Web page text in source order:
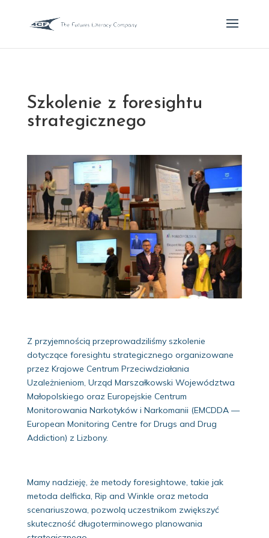
Szkolenie z foresightu
strategicznego
Z przyjemnością przeprowadziliśmy szkolenie
dotyczące foresightu strategicznego organizowane
przez Krajowe Centrum Przeciwdziałania
Uzależnieniom, Urząd Marszałkowski Województwa
Małopolskiego oraz Europejskie Centrum
Monitorowania Narkotyków i Narkomanii (EMCDDA —
European Monitoring Centre for Drugs and Drug
Addiction) z Lizbony.
Mamy nadzieję, że metody foresightowe, takie jak
metoda delficka, Rip and Winkle oraz metoda
scenariuszowa, pozwolą uczestnikom zwiększyć
skuteczność długoterminowego planowania